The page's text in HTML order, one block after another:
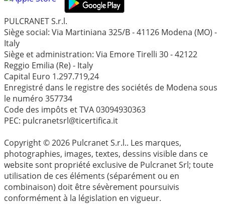
PULCRANET S.r.l.
Siège social: Via Martiniana 325/B - 41126 Modena (MO) -
Italy
Siège et administration: Via Emore Tirelli 30 - 42122
Reggio Emilia (Re) - Italy
Capital Euro 1.297.719,24
Enregistré dans le registre des sociétés de Modena sous
le numéro 357734
Code des impôts et TVA 03094930363
PEC: pulcranetsrl@ticertifica.it
Copyright © 2026 Pulcranet S.r.l.. Les marques,
photographies, images, textes, dessins visible dans ce
website sont propriété exclusive de Pulcranet Srl; toute
utilisation de ces éléments (séparément ou en
combinaison) doit être sévèrement poursuivis
conformément à la législation en vigueur.